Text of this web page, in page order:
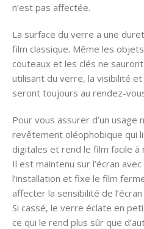
n’est pas affectée.
La surface du verre a une
film classique. Même les
couteaux et les clés ne
utilisant du verre, la visibilité
seront toujours au rendez-
Pour vous assurer d’un
revêtement oléophobique qui
digitales et rend le film facile à
Il est maintenu sur l’écran
l’installation et fixe le film
affecter la sensibilité de
Si cassé, le verre éclate en
ce qui le rend plus sûr que